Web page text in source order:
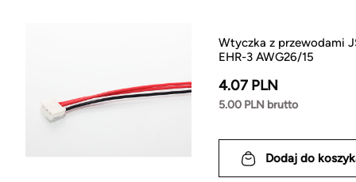
Wtyczka z przewodami
EHR-3 AWG26/15
4.07 PLN
5.00 PLN brutto
Dodaj do